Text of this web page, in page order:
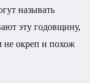
называть
эту годовщину,
не окреп и похож